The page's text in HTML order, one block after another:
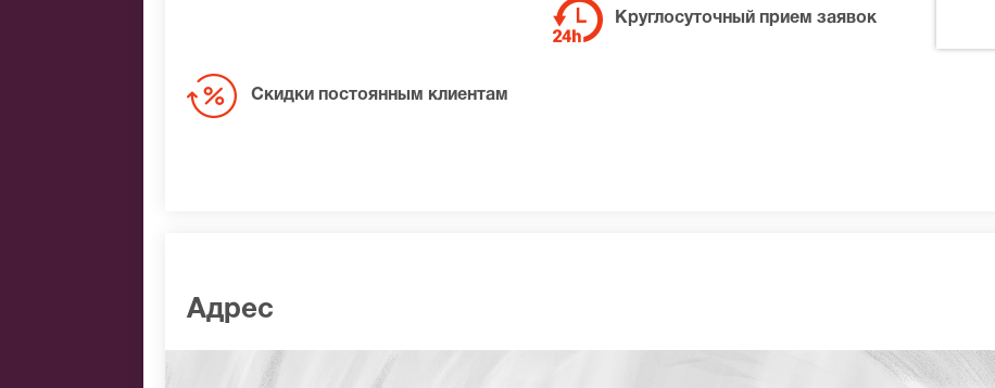
Круглосуточный прием заявок
Скидки постоянным клиентам
Адрес